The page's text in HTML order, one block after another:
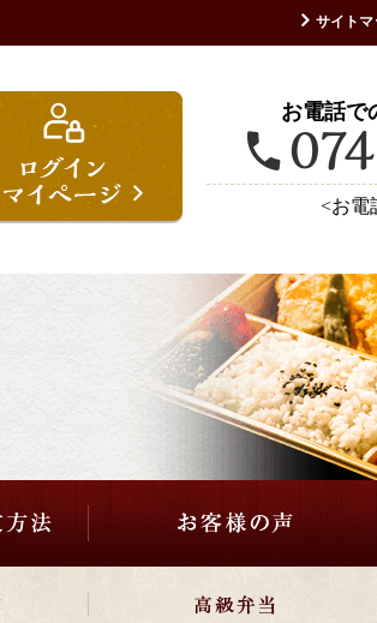
サイトマ
お電話で
<お電
配達エリア・注文方法
価格から選ぶ